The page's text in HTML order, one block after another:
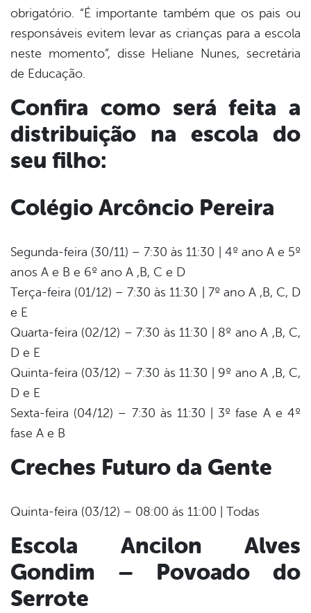
obrigatório. “É importante também que os pais ou
responsáveis evitem levar as crianças para a escola
neste momento”, disse Heliane Nunes, secretária
de Educação.
Confira como será feita a
distribuição na escola do
seu filho:
Colégio Arcôncio Pereira
Segunda-feira (30/11) – 7:30 às 11:30 | 4º ano A e 5º
anos A e B e 6º ano A ,B, C e D
Terça-feira (01/12) – 7:30 às 11:30 | 7º ano A ,B, C, D
e E
Quarta-feira (02/12) – 7:30 às 11:30 | 8º ano A ,B, C,
D e E
Quinta-feira (03/12) – 7:30 às 11:30 | 9º ano A ,B, C,
D e E
Sexta-feira (04/12) – 7:30 às 11:30 | 3º fase A e 4º
fase A e B
Creches Futuro da Gente
Quinta-feira (03/12) – 08:00 ás 11:00 | Todas
Escola Ancilon Alves
Gondim – Povoado do
Serrote